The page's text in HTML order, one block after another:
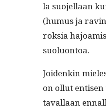
la suo­jel­laan
(humus ja
roksia
suoluontoa.
Joidenkin
on ollut
taval­laan